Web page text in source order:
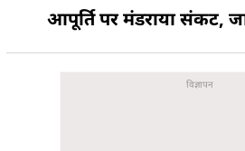
आपूर्ति पर मंडराया संकट,